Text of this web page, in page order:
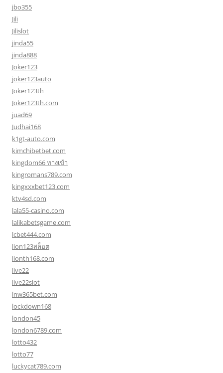
jbo355
Jili
Jilislot
jinda55
jinda888
Joker123
joker123auto
Joker123th
Joker123th.com
juad69
Judhai168
k1gt-auto.com
kimchibetbet.com
kingdom66 ทางเข้า
kingromans789.com
kingxxxbet123.com
ktv4sd.com
lala55-casino.com
lalikabetsgame.com
lcbet444.com
lion123สล็อต
lionth168.com
live22
live22slot
lnw365bet.com
lockdown168
london45
london6789.com
lotto432
lotto77
luckycat789.com